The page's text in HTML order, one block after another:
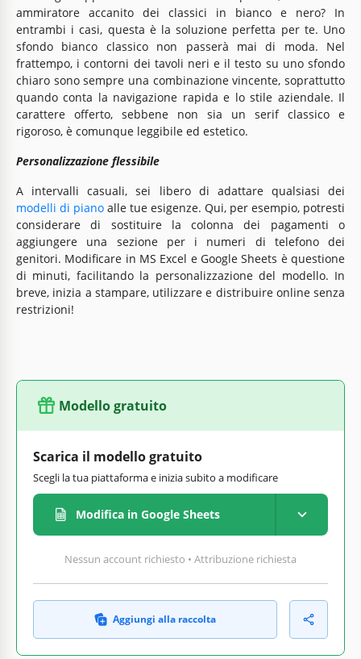
ammiratore accanito dei classici in bianco e nero? In
entrambi i casi, questa è la soluzione perfetta per te. Uno
sfondo bianco classico non passerà mai di moda. Nel
frattempo, i contorni dei tavoli neri e il testo su uno sfondo
chiaro sono sempre una combinazione vincente, soprattutto
quando conta la navigazione rapida e lo stile aziendale. Il
carattere offerto, sebbene non sia un serif classico e
rigoroso, è comunque leggibile ed estetico.
Personalizzazione flessibile
A intervalli casuali, sei libero di adattare qualsiasi dei
modelli di piano alle tue esigenze. Qui, per esempio, potresti
considerare di sostituire la colonna dei pagamenti o
aggiungere una sezione per i numeri di telefono dei
genitori. Modificare in MS Excel e Google Sheets è questione
di minuti, facilitando la personalizzazione del modello. In
breve, inizia a stampare, utilizzare e distribuire online senza
restrizioni!
Modello gratuito
Scarica il modello gratuito
Scegli la tua piattaforma e inizia subito a modificare
Modifica in Google Sheets
Nessun account richiesto • Attribuzione richiesta
Aggiungi alla raccolta